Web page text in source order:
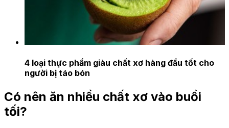
4 loại thực phẩm giàu chất xơ hàng đầu tốt cho
người bị táo bón
Có nên ăn nhiều chất xơ vào buổi
tối?